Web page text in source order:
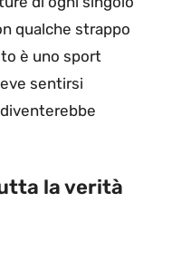
qualche strappo
è uno sport
sentirsi
la verità